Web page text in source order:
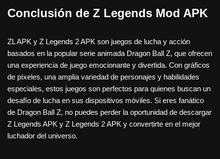
Conclusión de Z Legends Mod APK
ZL APK y Z Legends 2 APK son juegos de lucha y acción
basados ​​en la popular serie animada Dragon Ball Z, que ofrecen
una experiencia de juego emocionante y divertida. Con gráficos
de píxeles, una amplia variedad de personajes y habilidades
especiales, estos juegos son perfectos para quienes buscan un
desafío de lucha en sus dispositivos móviles. Si eres fanático
de Dragon Ball Z, no puedes perder la oportunidad de descargar
Z Legends APK y Z Legends 2 APK y convertirte en el mejor
luchador del universo.